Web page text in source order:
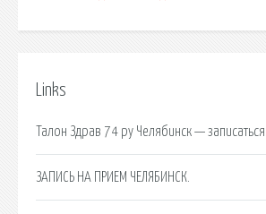
Links
Талон Здрав 74 ру Челябинск —
ЗАПИСЬ НА ПРИЕМ ЧЕЛЯБИНСК.